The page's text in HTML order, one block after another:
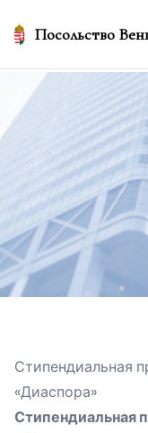
Посольство
Стипендиальная
«Диаспора»
Стипендиальная